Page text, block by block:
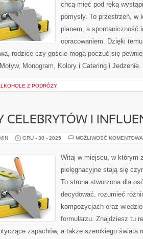
chcą mieć pod ręką
pomysły. To przestrzeń, w
planem, a spontaniczność
opracowaniem. Dzięki
rodzice czy goście mogą poczuć się
Monogram, Kolory i Catering i
Z PODRÓŻY
CELEBRYTÓW I
GRU - 30 - 2025 MOŻLIWOŚĆ
Witaj w miejscu, w którym
pielęgnacyjne stają się
To strona stworzona dla
decydować, rozumieć
kompozycjach oraz
formularzu. Znajdziesz tu
zapachów, a także szerokiego świata